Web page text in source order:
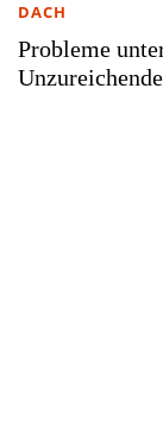
Probleme
DACH